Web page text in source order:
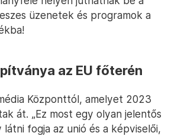
üzenetek és programok a
az EU főterén
Központtól, amelyet 2023
át. „Ez most egy olyan jelentős
látni fogja az unió és a képviselői,